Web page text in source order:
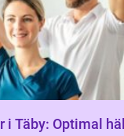
i Täby: Optimal